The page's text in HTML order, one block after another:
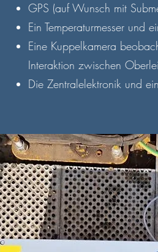
GPS (auf Wunsch mit
Ein Temperaturmesser und
Eine Kuppelkamera
Interaktion zwischen
Die Zentralelektronik und